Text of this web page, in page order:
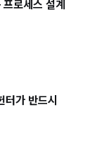
로세스 설계
가 반드시